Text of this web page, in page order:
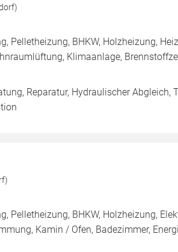
Pelletheizung, BHKW, Holzheizung,
Klimaanlage,
Reparatur, Hydraulischer Abgleich,
Pelletheizung, BHKW, Holzheizung,
Kamin / Ofen, Badezimmer,